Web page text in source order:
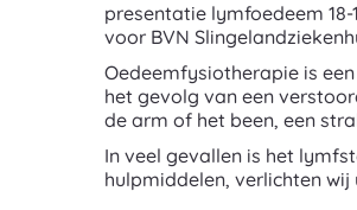
presentatie lymfoedeem 18-
voor BVN
Oedeemfysiotherapie is
het gevolg van een
de arm of het been, een
In veel gevallen is het
hulpmiddelen, verlichten